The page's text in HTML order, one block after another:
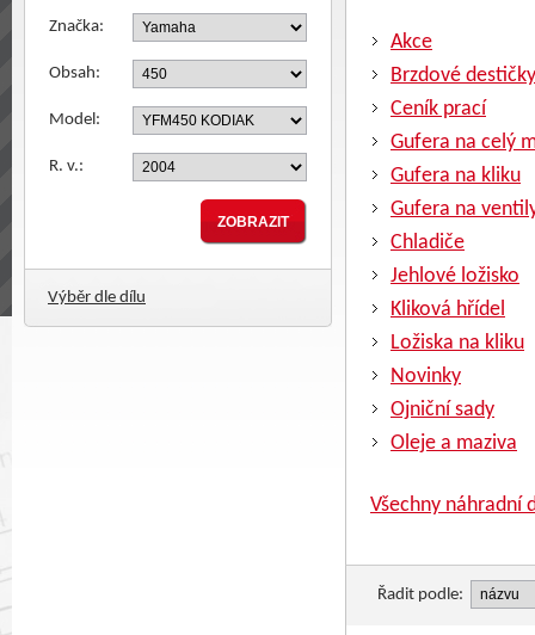
Značka:
Obsah:
Model:
R. v.:
Výběr dle dílu
Akce
Brzdové destičky
Ceník prací
Gufera na celý
Gufera na kliku
Gufera na
Chladiče
Jehlové ložisko
Kliková hřídel
Ložiska na kliku
Novinky
Ojniční sady
Oleje a maziva
Všechny náhradní
Řadit podle: